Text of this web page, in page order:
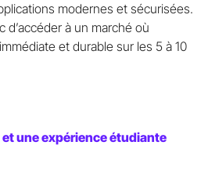
modernes et sécurisées.
à un marché où
et durable sur les 5 à 10
une expérience étudiante